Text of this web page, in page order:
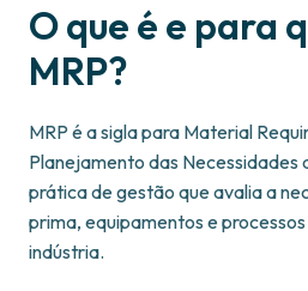
O que é e para
MRP?
MRP é a sigla para Material
Planejamento das Necessidades
prática de gestão que avalia a
prima, equipamentos e
indústria.